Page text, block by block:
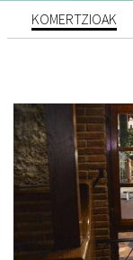
KOMERTZIOAK